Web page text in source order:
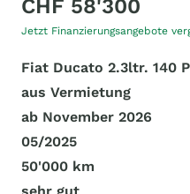
CHF 58'300
Jetzt Finanzierungsangebote
Fiat Ducato 2.3ltr. 140
aus Vermietung
ab November 2026
05/2025
50'000 km